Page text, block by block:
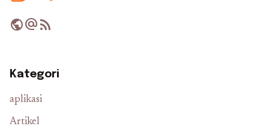
publicalternate_emailrss_feed
Kategori
aplikasi
Artikel